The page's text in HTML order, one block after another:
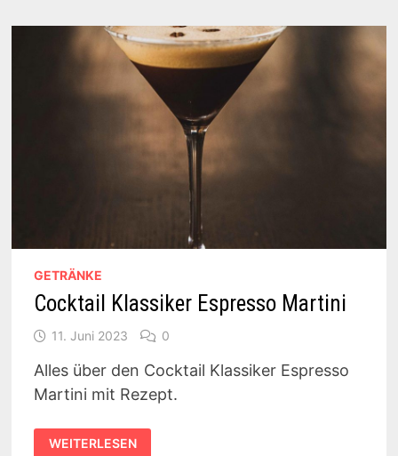
GETRÄNKE
Cocktail Klassiker Espresso Martini
11. Juni 2023 0
Alles über den Cocktail Klassiker Espresso
Martini mit Rezept.
COCKTAIL
KLASSIKER
WEITERLESEN